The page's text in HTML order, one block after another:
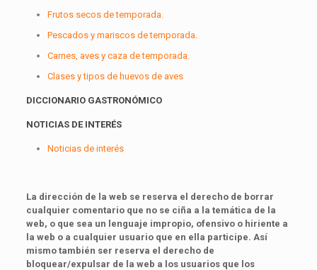
Frutos secos de temporada.
Pescados y mariscos de temporada.
Carnes, aves y caza de temporada.
Clases y tipos de huevos de aves
DICCIONARIO GASTRONÓMICO
NOTICIAS DE INTERÉS
Noticias de interés
La dirección de la web se reserva el derecho de borrar
cualquier comentario que no se ciña a la temática de la
web, o que sea un lenguaje impropio, ofensivo o hiriente a
la web o a cualquier usuario que en ella participe. Así
mismo también ser reserva el derecho de
bloquear/expulsar de la web a los usuarios que los